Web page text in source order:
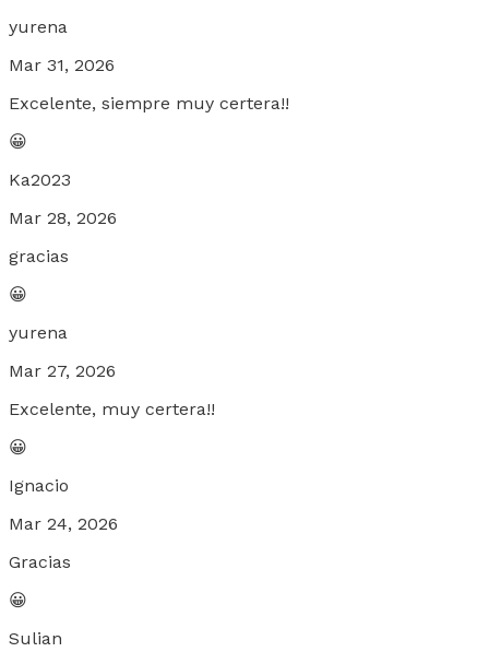
yurena
Mar 31, 2026
Excelente, siempre muy certera!!
😀
Ka2023
Mar 28, 2026
gracias
😀
yurena
Mar 27, 2026
Excelente, muy certera!!
😀
Ignacio
Mar 24, 2026
Gracias
😀
Sulian